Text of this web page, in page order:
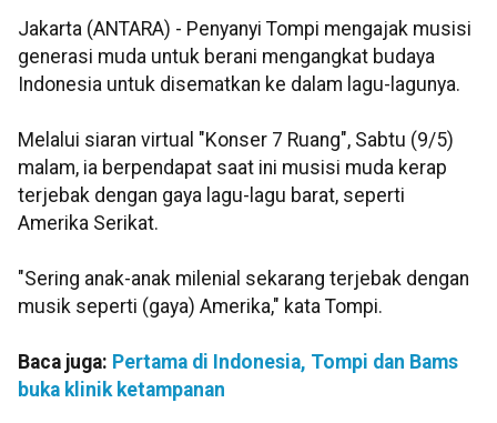
Jakarta (ANTARA) - Penyanyi Tompi mengajak musisi
generasi muda untuk berani mengangkat budaya
Indonesia untuk disematkan ke dalam lagu-lagunya.
Melalui siaran virtual "Konser 7 Ruang", Sabtu (9/5)
malam, ia berpendapat saat ini musisi muda kerap
terjebak dengan gaya lagu-lagu barat, seperti
Amerika Serikat.
"Sering anak-anak milenial sekarang terjebak dengan
musik seperti (gaya) Amerika," kata Tompi.
Baca juga: Pertama di Indonesia, Tompi dan Bams
buka klinik ketampanan